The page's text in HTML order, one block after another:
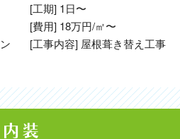
[工期] 1日〜
[費用] 18万円/㎡〜
[工事内容] 屋根葺き替え工事